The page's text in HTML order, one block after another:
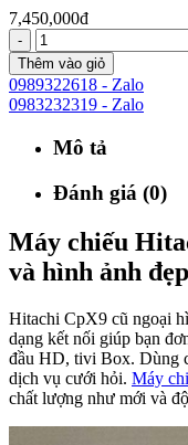
7,450,000đ
-
Thêm vào giỏ
0989322618 - Zalo
0983232319 - Zalo
Mô tả
Đánh giá (0)
Máy chiếu
và hình ảnh
Hitachi CpX9 cũ ngoại
dạng kết nối giúp bạn
đầu HD, tivi Box. Dùng
dịch vụ cưới hỏi. Máy
chất lượng như mới và